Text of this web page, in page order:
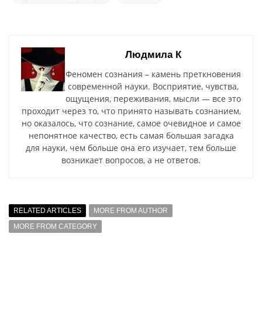
Людмила К
Феномен сознания – камень преткновения
современной науки. Восприятие, чувства,
ощущения, переживания, мысли — все это
проходит через то, что принято называть сознанием,
но оказалось, что сознание, самое очевидное и самое
непонятное качество, есть самая большая загадка
для науки, чем больше она его изучает, тем больше
возникает вопросов, а не ответов.
RELATED ARTICLES
MORE FROM AUTHOR
MORE FROM CATEGORY